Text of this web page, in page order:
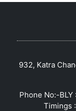
932, Katra
Phone No:-BLY
Timings